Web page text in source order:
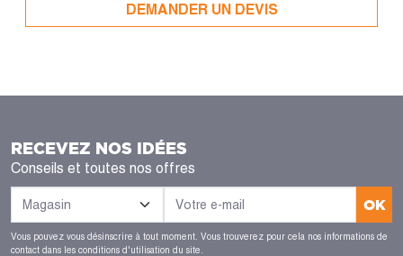
DEMANDER UN DEVIS
RECEVEZ NOS IDÉES
Conseils et toutes nos offres
OK
Vous pouvez vous désinscrire à tout moment. Vous trouverez pour cela nos informations de
contact dans les conditions d'utilisation du site.